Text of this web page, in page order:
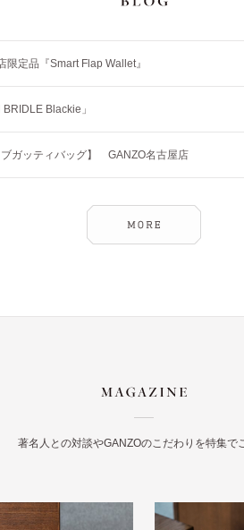
定品『Smart Flap Wallet』
Blackie」
ガッティバッグ】 GANZO名古屋店
著名人との対談やGANZOのこだわりを特集で